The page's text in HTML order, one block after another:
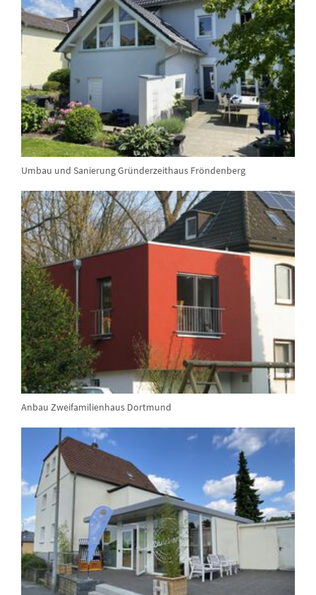
Umbau und Sanierung Gründerzeithaus Fröndenberg
Anbau Zweifamilienhaus Dortmund